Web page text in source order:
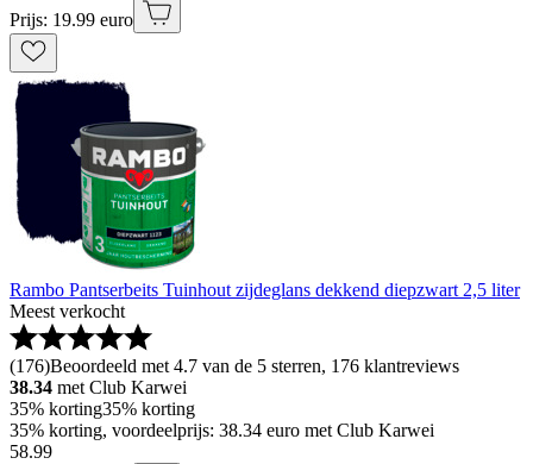
Prijs: 19.99 euro
Rambo Pantserbeits Tuinhout zijdeglans dekkend diepzwart 2,5 liter
Meest verkocht
(176)Beoordeeld met 4.7 van de 5 sterren, 176 klantreviews
38.34 met Club Karwei
35% korting35% korting
35% korting, voordeelprijs: 38.34 euro met Club Karwei
58.99